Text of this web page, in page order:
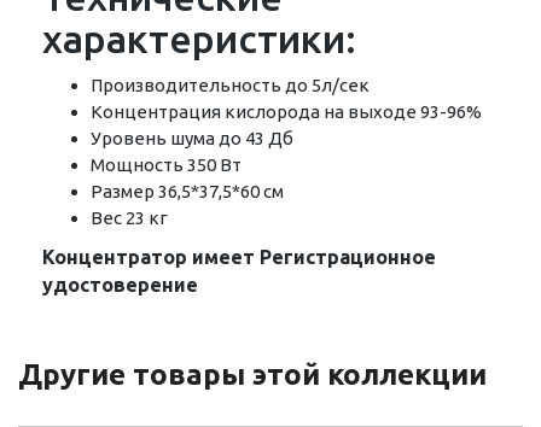
характеристики:
Производительность до 5л/сек
Концентрация кислорода на выходе 93-96%
Уровень шума до 43 Дб
Мощность 350 Вт
Размер 36,5*37,5*60 см
Вес 23 кг
Концентратор имеет Регистрационное
удостоверение
Другие товары этой коллекции